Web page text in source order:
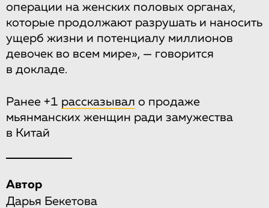
операции на женских половых органах,
которые продолжают разрушать и наносить
ущерб жизни и потенциалу миллионов
девочек во всем мире», — говорится
в докладе.
Ранее +1 рассказывал о продаже
мьянманских женщин ради замужества
в Китай
Автор
Дарья Бекетова